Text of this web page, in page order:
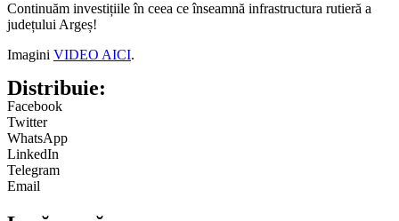
Continuăm investițiile în ceea ce înseamnă infrastructura rutieră a
județului Argeș!
Imagini VIDEO AICI.
Distribuie:
Facebook
Twitter
WhatsApp
LinkedIn
Telegram
Email